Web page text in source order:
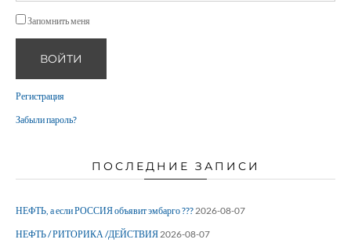
Запомнить меня
ВОЙТИ
Регистрация
Забыли пароль?
ПОСЛЕДНИЕ ЗАПИСИ
НЕФТЬ, а если РОССИЯ объявит эмбарго ??? 2026-08-07
НЕФТЬ / РИТОРИКА /ДЕЙСТВИЯ 2026-08-07